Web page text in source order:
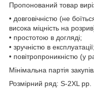
Пропонований товар
• довговічністю (не
висока міцність на
• простотою в догляді;
• зручністю в експлуатації;
• повітропроникністю (у
Мінімальна партія
Розмірний ряд: S-2XL рр.